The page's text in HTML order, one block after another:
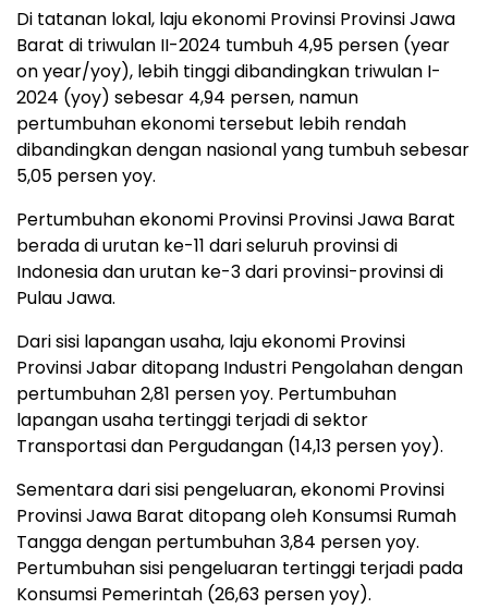
Di tatanan lokal, laju ekonomi Provinsi Provinsi Jawa
Barat di triwulan II-2024 tumbuh 4,95 persen (year
on year/yoy), lebih tinggi dibandingkan triwulan I-
2024 (yoy) sebesar 4,94 persen, namun
pertumbuhan ekonomi tersebut lebih rendah
dibandingkan dengan nasional yang tumbuh sebesar
5,05 persen yoy.
Pertumbuhan ekonomi Provinsi Provinsi Jawa Barat
berada di urutan ke-11 dari seluruh provinsi di
Indonesia dan urutan ke-3 dari provinsi-provinsi di
Pulau Jawa.
Dari sisi lapangan usaha, laju ekonomi Provinsi
Provinsi Jabar ditopang Industri Pengolahan dengan
pertumbuhan 2,81 persen yoy. Pertumbuhan
lapangan usaha tertinggi terjadi di sektor
Transportasi dan Pergudangan (14,13 persen yoy).
Sementara dari sisi pengeluaran, ekonomi Provinsi
Provinsi Jawa Barat ditopang oleh Konsumsi Rumah
Tangga dengan pertumbuhan 3,84 persen yoy.
Pertumbuhan sisi pengeluaran tertinggi terjadi pada
Konsumsi Pemerintah (26,63 persen yoy).